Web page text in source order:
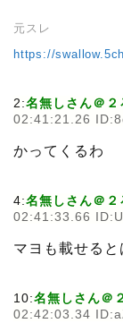
元スレ
https://
2:名無しさん＠２
02:41:21.26
かってくるわ
4:名無しさん＠２
02:41:33.66
マヨも載せると
10:名無しさん＠
02:42:03.34